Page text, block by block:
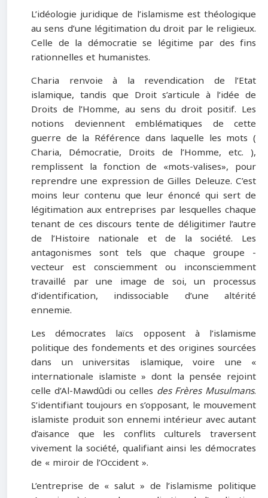
L’idéologie juridique de l’islamisme est théologique
au sens d’une légitimation du droit par le religieux.
Celle de la démocratie se légitime par des fins
rationnelles et humanistes.
Charia renvoie à la revendication de l’Etat
islamique, tandis que Droit s’articule à l’idée de
Droits de l’Homme, au sens du droit positif. Les
notions deviennent emblématiques de cette
guerre de la Référence dans laquelle les mots (
Charia, Démocratie, Droits de l’Homme, etc. ),
remplissent la fonction de «mots-valises», pour
reprendre une expression de Gilles Deleuze. C’est
moins leur contenu que leur énoncé qui sert de
légitimation aux entreprises par lesquelles chaque
tenant de ces discours tente de déligitimer l’autre
de l’Histoire nationale et de la société. Les
antagonismes sont tels que chaque groupe -
vecteur est consciemment ou inconsciemment
travaillé par une image de soi, un processus
d’identification, indissociable d’une altérité
ennemie.
Les démocrates laïcs opposent à l’islamisme
politique des fondements et des origines sourcées
dans un universitas islamique, voire une «
internationale islamiste » dont la pensée rejoint
celle d’Al-Mawdûdi ou celles des Frères Musulmans.
S’identifiant toujours en s’opposant, le mouvement
islamiste produit son ennemi intérieur avec autant
d’aisance que les conflits culturels traversent
vivement la société, qualifiant ainsi les démocrates
de « miroir de l’Occident ».
L’entreprise de « salut » de l’islamisme politique